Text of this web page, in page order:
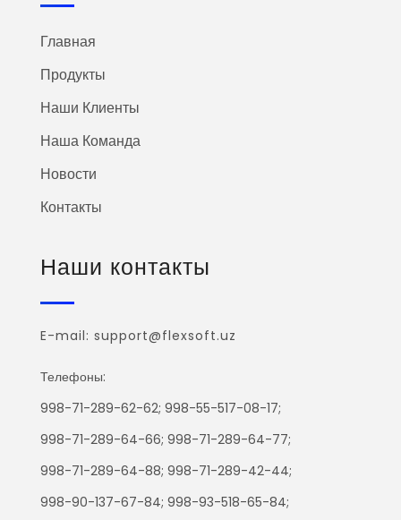
Главная
Продукты
Наши Клиенты
Наша Команда
Новости
Контакты
Наши контакты
E-mail: support@flexsoft.uz
Телефоны:
998-71-289-62-62; 998-55-517-08-17;
998-71-289-64-66; 998-71-289-64-77;
998-71-289-64-88; 998-71-289-42-44;
998-90-137-67-84; 998-93-518-65-84;